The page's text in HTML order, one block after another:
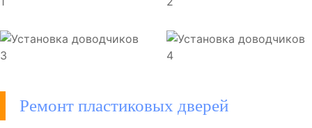
Ремонт пластиковых дверей